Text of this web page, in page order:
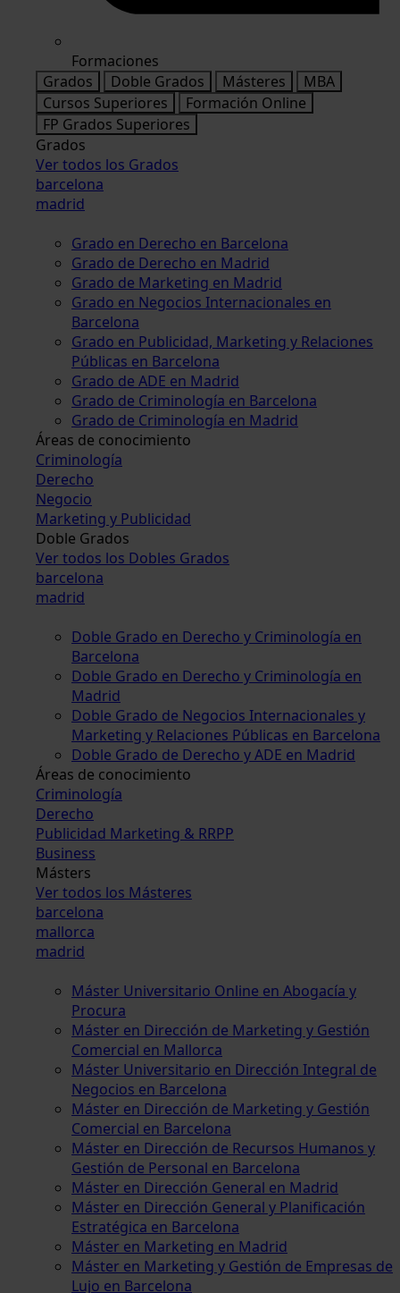
Formaciones
Grados
Doble Grados Másteres
MBA
Cursos Superiores
Formación Online
FP Grados Superiores
Grados
Ver todos los Grados
barcelona
madrid
Grado en Derecho en Barcelona
Grado de Derecho en Madrid
Grado de Marketing en Madrid
Grado en Negocios Internacionales en
Barcelona
Grado en Publicidad, Marketing y Relaciones
Públicas en Barcelona
Grado de ADE en Madrid
Grado de Criminología en Barcelona
Grado de Criminología en Madrid
Áreas de conocimiento
Criminología
Derecho
Negocio
Marketing y Publicidad
Doble Grados
Ver todos los Dobles Grados
barcelona
madrid
Doble Grado en Derecho y Criminología en
Barcelona
Doble Grado en Derecho y Criminología en
Madrid
Doble Grado de Negocios Internacionales y
Marketing y Relaciones Públicas en Barcelona
Doble Grado de Derecho y ADE en Madrid
Áreas de conocimiento
Criminología
Derecho
Publicidad Marketing & RRPP
Business
Másters
Ver todos los Másteres
barcelona
mallorca
madrid
Máster Universitario Online en Abogacía y
Procura
Máster en Dirección de Marketing y Gestión
Comercial en Mallorca
Máster Universitario en Dirección Integral de
Negocios en Barcelona
Máster en Dirección de Marketing y Gestión
Comercial en Barcelona
Máster en Dirección de Recursos Humanos y
Gestión de Personal en Barcelona
Máster en Dirección General en Madrid
Máster en Dirección General y Planificación
Estratégica en Barcelona
Máster en Marketing en Madrid
Máster en Marketing y Gestión de Empresas de
Lujo en Barcelona